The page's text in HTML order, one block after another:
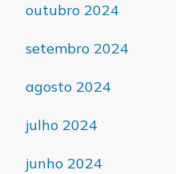
outubro 2024
setembro 2024
agosto 2024
julho 2024
junho 2024